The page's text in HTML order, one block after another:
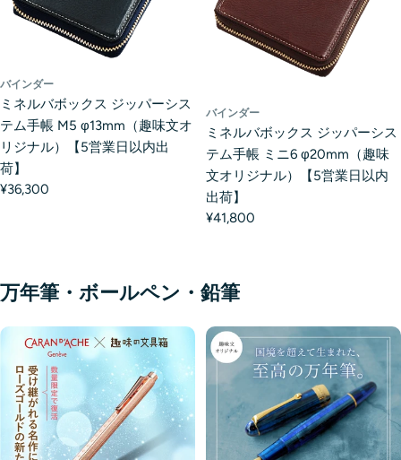
バインダー
ミネルバボックス ジッパーシス
テム手帳 M5 φ13mm（趣味文オ
リジナル）【5営業日以内出
荷】
¥36,300
バインダー
ミネルバボックス ジッパーシス
テム手帳 ミニ6 φ20mm（趣味
文オリジナル）【5営業日以内
出荷】
¥41,800
万年筆・ボールペン・鉛筆